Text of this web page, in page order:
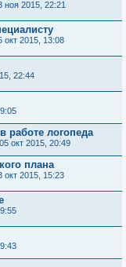
ноя 2015, 22:21
окт 2015, 13:08
22:44
работе логопеда
05 окт 2015, 20:49
плана
окт 2015, 15:23